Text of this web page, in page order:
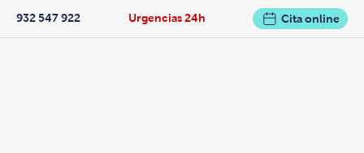
Urgencias 24h
932 547 922 Cita online